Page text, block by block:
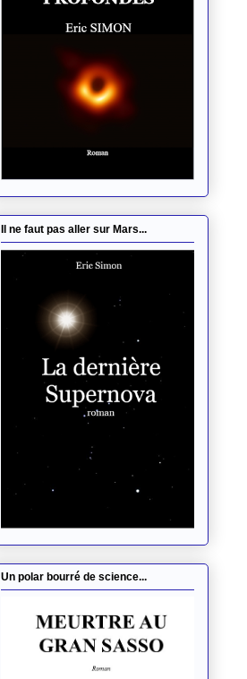
Il ne faut pas aller sur Mars...
Un polar bourré de science...